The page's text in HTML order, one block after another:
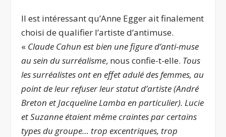
Il est intéressant qu’Anne Egger ait finalement
choisi de qualifier l’artiste d’antimuse.
« Claude Cahun est bien une figure d’anti-muse
au sein du surréalisme, nous confie-t-elle. Tous
les surréalistes ont en effet adulé des femmes, au
point de leur refuser leur statut d’artiste (André
Breton et Jacqueline Lamba en particulier). Lucie
et Suzanne étaient même craintes par certains
types du groupe… trop excentriques, trop